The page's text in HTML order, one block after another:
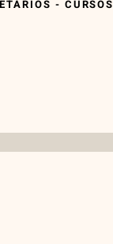
- CURSOS